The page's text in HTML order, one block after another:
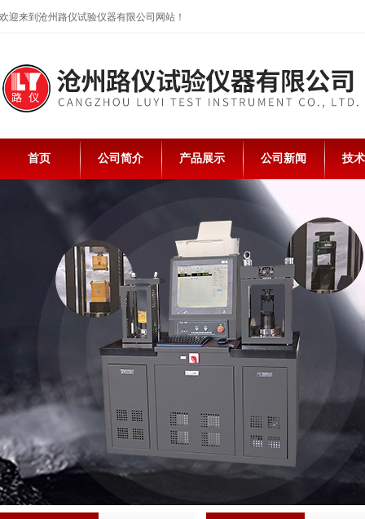
欢迎来到沧州路仪试验仪器有限公司网站！
首页 公司简介 产品展示 公司新闻 技